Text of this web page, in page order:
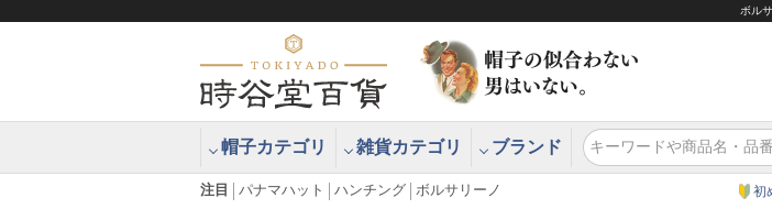
ボル
帽子カテゴリ 雑貨カテゴリ ブランド
注目 パナマハット ハンチング ボルサリーノ 初